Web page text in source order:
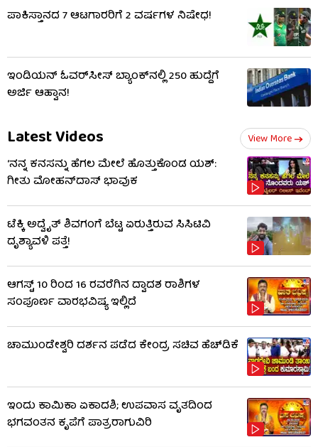
ಪಾಕಿಸ್ತಾನದ 7 ಆಟಗಾರರಿಗೆ 2 ವರ್ಷಗಳ ನಿಷೇಧ!
ಇಂಡಿಯನ್ ಓವರ್‌ಸೀಸ್ ಬ್ಯಾಂಕ್‌ನಲ್ಲಿ 250 ಹುದ್ದೆಗೆ
ಅರ್ಜಿ ಆಹ್ವಾನ!
Latest Videos View More
‘ನನ್ನ ಕನಸನ್ನು ಹೆಗಲ ಮೇಲೆ ಹೊತ್ತುಕೊಂಡ ಯಶ್:
ಗೀತು ಮೋಹನ್​​ದಾಸ್ ಭಾವುಕ
ಟೆಕ್ಕಿ ಅದ್ವೈತ್ ಶಿವಗಂಗೆ ಬೆಟ್ಟ ಏರುತ್ತಿರುವ ಸಿಸಿಟಿವಿ
ದೃಶ್ಯಾವಳಿ ಪತ್ತೆ!
ಆಗಸ್ಟ್ 10 ರಿಂದ 16 ರವರೆಗಿನ ದ್ವಾದಶ ರಾಶಿಗಳ
ಸಂಪೂರ್ಣ ವಾರಭವಿಷ್ಯ ಇಲ್ಲಿದೆ
ಚಾಮುಂಡೇಶ್ವರಿ ದರ್ಶನ ಪಡೆದ ಕೇಂದ್ರ ಸಚಿವ ಹೆಚ್​​ಡಿಕೆ
ಇಂದು ಕಾಮಿಕಾ ಏಕಾದಶಿ; ಉಪವಾಸ ವೃತದಿಂದ
ಭಗವಂತನ ಕೃಪೆಗೆ ಪಾತ್ರರಾಗುವಿರಿ